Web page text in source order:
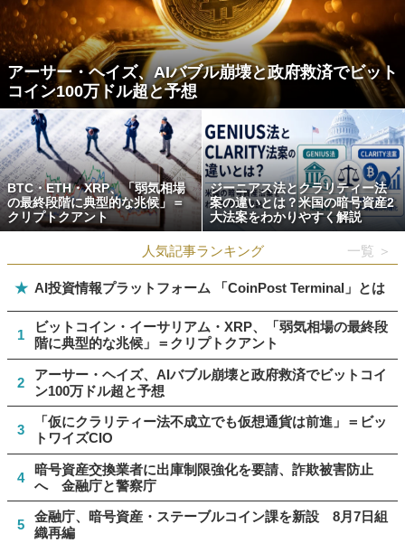
アーサー・ヘイズ、AIバブル崩壊と政府救済でビット
コイン100万ドル超と予想
BTC・ETH・XRP、「弱気相場
の最終段階に典型的な兆候」＝
クリプトクアント
ジーニアス法とクラリティー法
案の違いとは？米国の暗号資産2
大法案をわかりやすく解説
人気記事ランキング 一覧 ＞
★ AI投資情報プラットフォーム 「CoinPost Terminal」とは
1
ビットコイン・イーサリアム・XRP、「弱気相場の最終段
階に典型的な兆候」＝クリプトクアント
2
アーサー・ヘイズ、AIバブル崩壊と政府救済でビットコイ
ン100万ドル超と予想
3
「仮にクラリティー法不成立でも仮想通貨は前進」＝ビッ
トワイズCIO
4
暗号資産交換業者に出庫制限強化を要請、詐欺被害防止
へ 金融庁と警察庁
5
金融庁、暗号資産・ステーブルコイン課を新設 8月7日組
織再編